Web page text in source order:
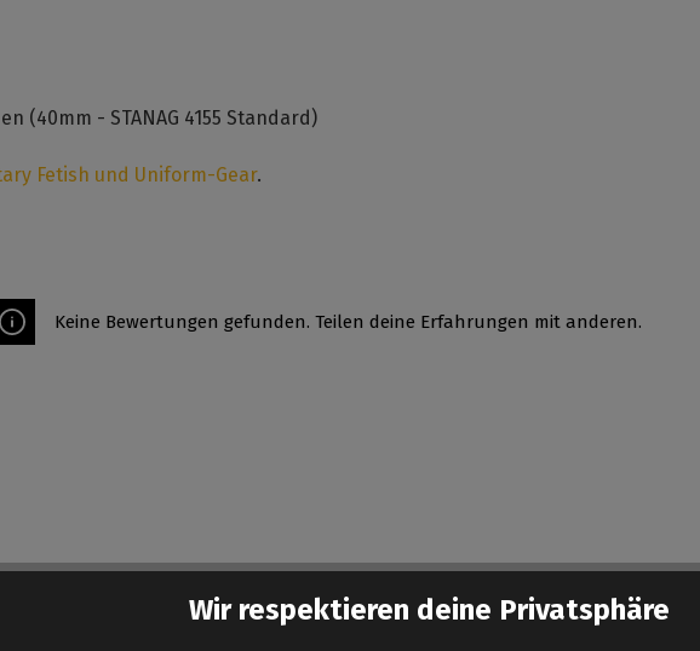
(40mm - STANAG 4155 Standard)
Fetish und Uniform-Gear.
Sternen
Keine Bewertungen gefunden. Teilen deine Erfahrungen mit anderen.
Wir respektieren deine Privatsphäre